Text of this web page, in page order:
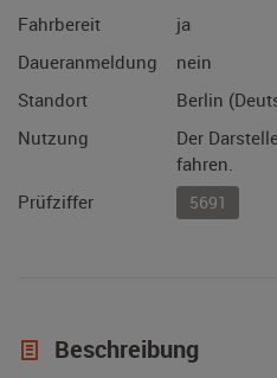
Fahrbereit
ja
Daueranmeldung
nein
Standort
Berlin
Nutzung
Der
fahren.
Prüfziffer
5691
Beschreibung